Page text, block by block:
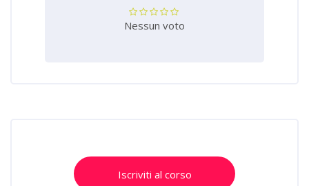
Nessun voto
Iscriviti al corso